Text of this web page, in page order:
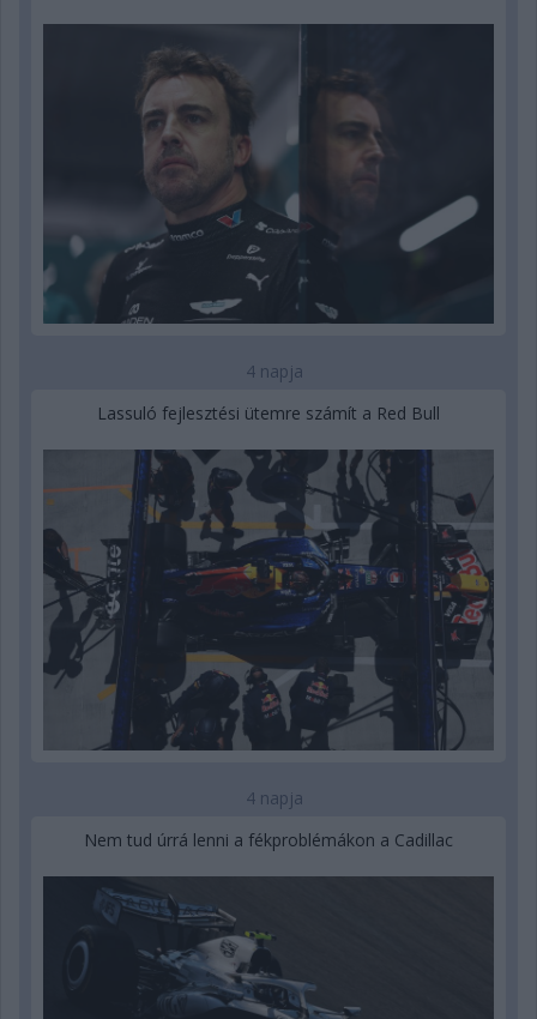
4 napja
Lassuló fejlesztési ütemre számít a Red Bull
4 napja
Nem tud úrrá lenni a fékproblémákon a Cadillac